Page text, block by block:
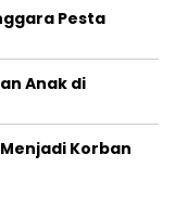
Pesta
Anak di
Korban